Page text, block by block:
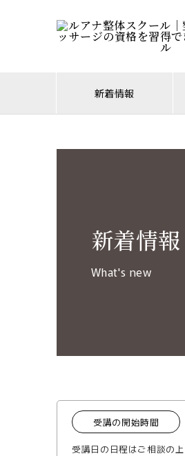
新着情報
新着情報
What's new
受講の開始時間
受講日の日程はご相談の